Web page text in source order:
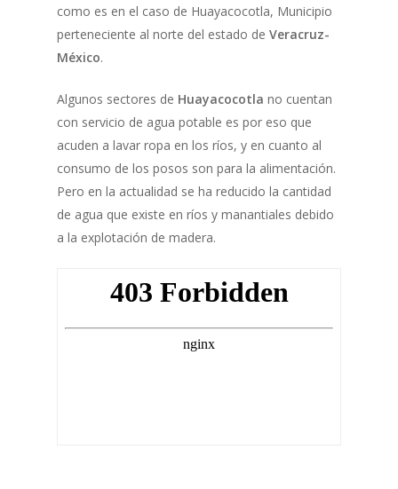
como es en el caso de Huayacocotla, Municipio
perteneciente al norte del estado de Veracruz-
México.
Algunos sectores de Huayacocotla no cuentan
con servicio de agua potable es por eso que
acuden a lavar ropa en los ríos, y en cuanto al
consumo de los posos son para la alimentación.
Pero en la actualidad se ha reducido la cantidad
de agua que existe en ríos y manantiales debido
a la explotación de madera.